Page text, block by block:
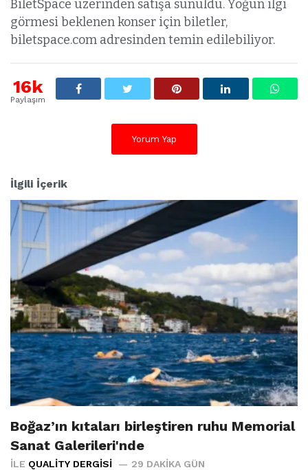
BiletSpace üzerinden satışa sunuldu. Yoğun ilgi
görmesi beklenen konser için biletler,
biletspace.com adresinden temin edilebiliyor.
16k
Paylaşım
Yorum Yap
İlgili İçerik
Boğaz’ın kıtaları birleştiren ruhu Memorial
Sanat Galerileri'nde
İLE QUALITY DERGISI 29 DAKIKA GÜN